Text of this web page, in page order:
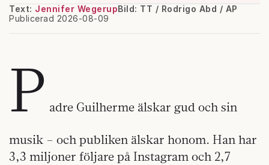
Text: Jennifer Wegerup
Publicerad 2026-08-09
Bild: TT / Rodrigo Abd / AP
P adre Guilherme älskar gud och sin
musik – och publiken älskar honom. Han har
3,3 miljoner följare på Instagram och 2,7